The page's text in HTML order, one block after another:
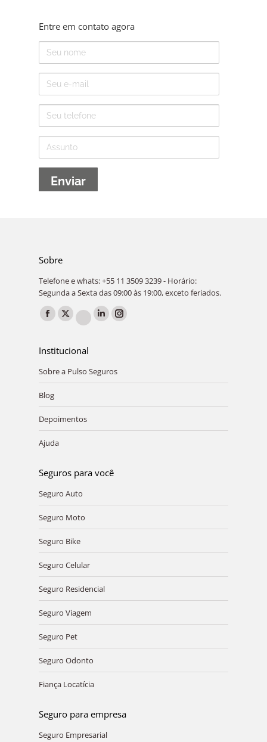
Entre em contato agora
Nome
mail
Telefone
Assunto
Sobre
Telefone e whats: +55 11 3509 3239 - Horário:
Segunda a Sexta das 09:00 às 19:00, exceto feriados.
Encontre-nos em:
Facebook
opens
in
new
window
X
opens
in
new
YouTube
opens
in
Linkedin
new
Instagram
new
Institucional
Sobre a Pulso Seguros
Blog
Depoimentos
Ajuda
Seguros para você
Seguro Auto
Seguro Moto
Seguro Bike
Seguro Celular
Seguro Residencial
Seguro Viagem
Seguro Pet
Seguro Odonto
Fiança Locatícia
Seguro para empresa
Seguro Empresarial